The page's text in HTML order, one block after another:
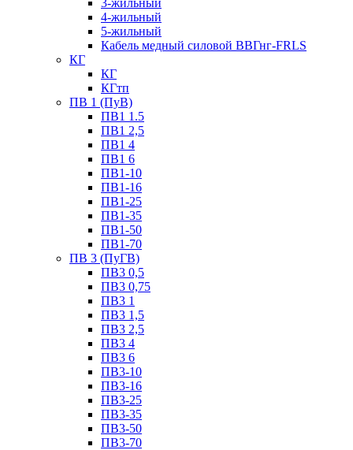
4-жильный
5-жильный
Кабель медный силовой ВВГнг-FRLS
КГ
КГ
КГтп
ПВ 1 (ПуВ)
ПВ1 1.5
ПВ1 2,5
ПВ1 4
ПВ1 6
ПВ1-10
ПВ1-16
ПВ1-25
ПВ1-35
ПВ1-50
ПВ1-70
ПВ 3 (ПуГВ)
ПВ3 0,5
ПВ3 0,75
ПВ3 1
ПВ3 1,5
ПВ3 2,5
ПВ3 4
ПВ3 6
ПВ3-10
ПВ3-16
ПВ3-25
ПВ3-35
ПВ3-50
ПВ3-70